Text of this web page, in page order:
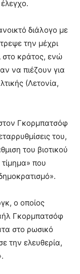
διάλογο με
την μέχρι
στο κράτος, ενώ
να πιέζουν για
(Λετονία,
Γκορμπατσόφ
του,
του βιοτικού
που
ο οποίος
Γκορμπατσόφ
στο ρωσικό
την ελευθερία,